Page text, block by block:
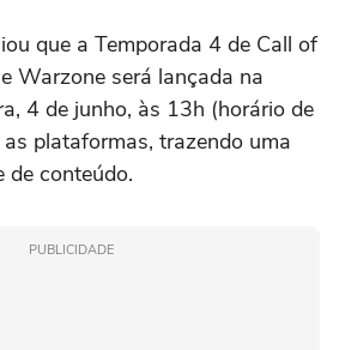
que a Temporada 4 de Call of
Warzone será lançada na
4 de junho, às 13h (horário de
plataformas, trazendo uma
de conteúdo.
PUBLICIDADE